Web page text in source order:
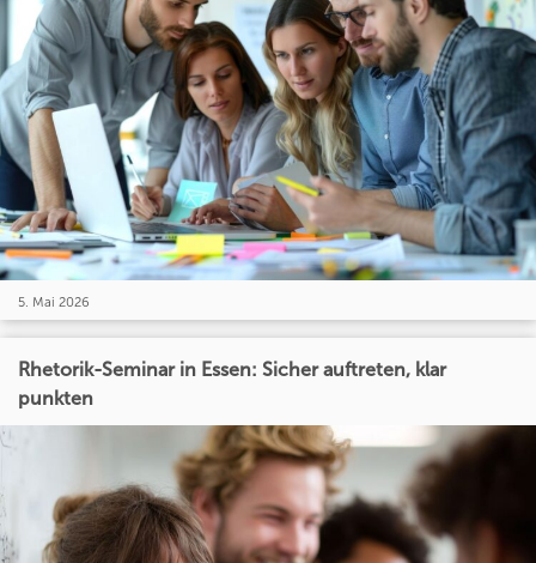
5. Mai 2026
Rhetorik-Seminar in Essen: Sicher auftreten, klar
punkten